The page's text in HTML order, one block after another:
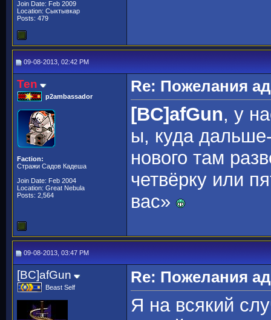
Join Date: Feb 2009
Location: Сыктывкар
Posts: 479
09-08-2013, 02:42 PM
Ten
p2ambassador
Faction:
Стражи Садов Кадеша
Join Date: Feb 2004
Location: Great Nebula
Posts: 2,564
Re: Пожелания
[BC]afGun, у
ы, куда
нового там
четвёрку или
вас»
09-08-2013, 03:47 PM
[BC]afGun
Beast Self
Re: Пожелания
Я на всякий